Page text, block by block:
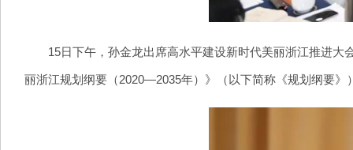
15日下午，孙金龙出席高水平建设新时代美丽浙江推进大
丽浙江规划纲要（2020—2035年）》（以下简称《规划纲要》